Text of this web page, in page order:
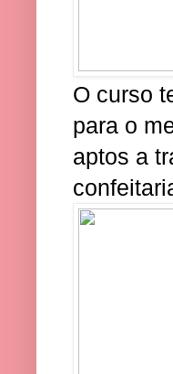
O curso
para o
aptos a